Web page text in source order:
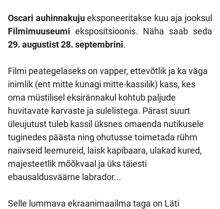
Oscari auhinnakujueksponeeritakse kuu aja jooksul
Filmimuuseumi ekspositsioonis. Näha saab seda
29. augustist 28. septembrini.
Filmi peategelaseks on vapper, ettevõtlik ja ka väga
inimlik (ent mitte kunagi mitte-kassilik) kass, kes
oma müstilisel eksirännakul kohtub paljude
huvitavate karvaste ja sulelistega. Pärast suurt
üleujutust tuleb kassil üksnes omaenda nutikusele
tuginedes päästa ning ohutusse toimetada rühm
naiivseid leemureid, laisk kapibaara, ulakad kured,
majesteetlik mõõkvaal ja üks täiesti
ebausaldusväärne labrador...
Selle lummava ekraanimaailma taga on Läti